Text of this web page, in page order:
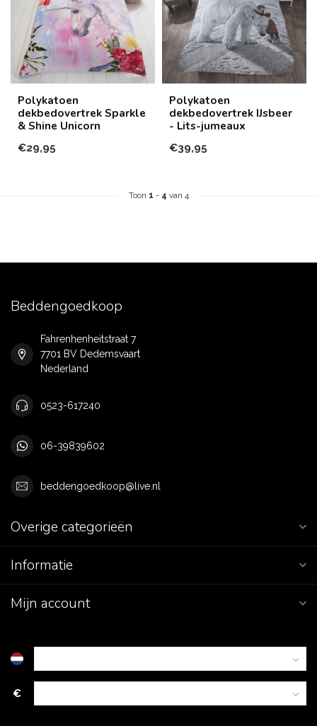
Polykatoen
dekbedovertrek Sparkle
& Shine Unicorn
€29,95
Polykatoen
dekbedovertrek IJsbeer
- Lits-jumeaux
€39,95
Toon 1 - 4 van 4
Beddengoedkoop
Fahrenhenheitstraat 7
7701 BV Dedemsvaart
Nederland
0523-617240
06-39839602
beddengoedkoop@live.nl
Overige categorieën
Informatie
Mijn account
€